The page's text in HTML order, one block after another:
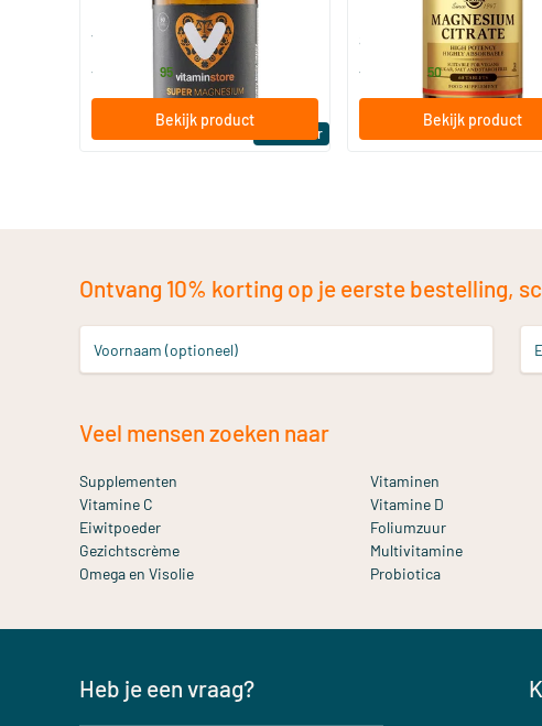
Bestseller
60/​120 tabletten
Vitaminstore
vanaf 95
Bekijk product
60/​120 tabletten
Solgar Vitamins
vanaf 50
Bekijk product
Ontvang 10% korting op je eerste bestelling,
Voornaam (optioneel)
Veel mensen zoeken naar
Supplementen Vitaminen
Vitamine C
Vitamine D
Eiwitpoeder
Foliumzuur
Gezichtscrème
Multivitamine
Omega en Visolie
Probiotica
Heb je een vraag?